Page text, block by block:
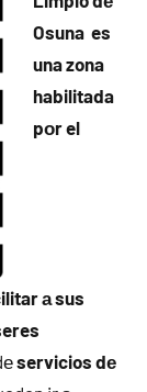
Osuna es
una zona
habilitada
pοr el
а sus
servicios dе